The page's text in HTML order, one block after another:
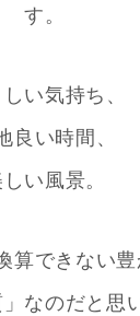
す。
い気持ち、
良い時間、
い風景。
算できない豊
なのだと思